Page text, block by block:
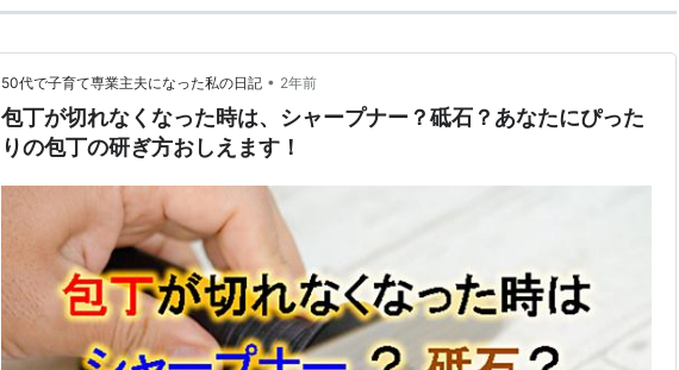
50代で子育て専業主夫になった私の日記 • 2年前
包丁が切れなくなった時は、シャープナー？砥石？あなたにぴった
りの包丁の研ぎ方おしえます！